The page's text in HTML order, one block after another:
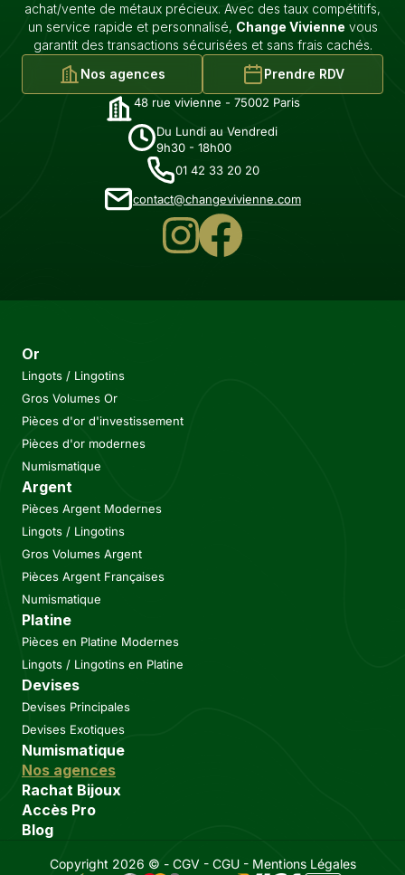
achat/vente de métaux précieux. Avec des taux compétitifs,
un service rapide et personnalisé, Change Vivienne vous
garantit des transactions sécurisées et sans frais cachés.
Nos agences
Prendre RDV
48 rue vivienne - 75002 Paris
Du Lundi au Vendredi
9h30 - 18h00
01 42 33 20 20
contact@changevivienne.com
Or
Lingots / Lingotins
Gros Volumes Or
Pièces d'or d'investissement
Pièces d'or modernes
Numismatique
Argent
Pièces Argent Modernes
Lingots / Lingotins
Gros Volumes Argent
Pièces Argent Françaises
Numismatique
Platine
Pièces en Platine Modernes
Lingots / Lingotins en Platine
Devises
Devises Principales
Devises Exotiques
Numismatique
Nos agences
Rachat Bijoux
Accès Pro
Blog
Copyright 2026 © - CGV - CGU- Mentions Légales